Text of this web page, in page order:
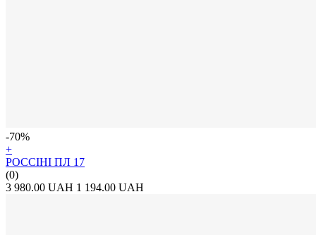
-70%
+
РОССІНІ ПЛ 17
(0)
3 980.00 UAH 1 194.00 UAH